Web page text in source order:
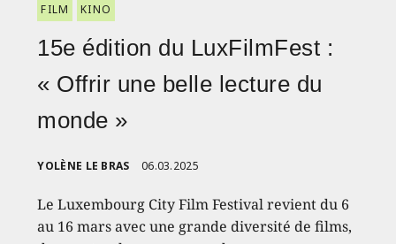
FILM KINO
15e édition du LuxFilmFest :
« Offrir une belle lecture du
monde »
YOLÈNE LE BRAS 06.03.2025
Le Luxembourg City Film Festival revient du 6
au 16 mars avec une grande diversité de films,